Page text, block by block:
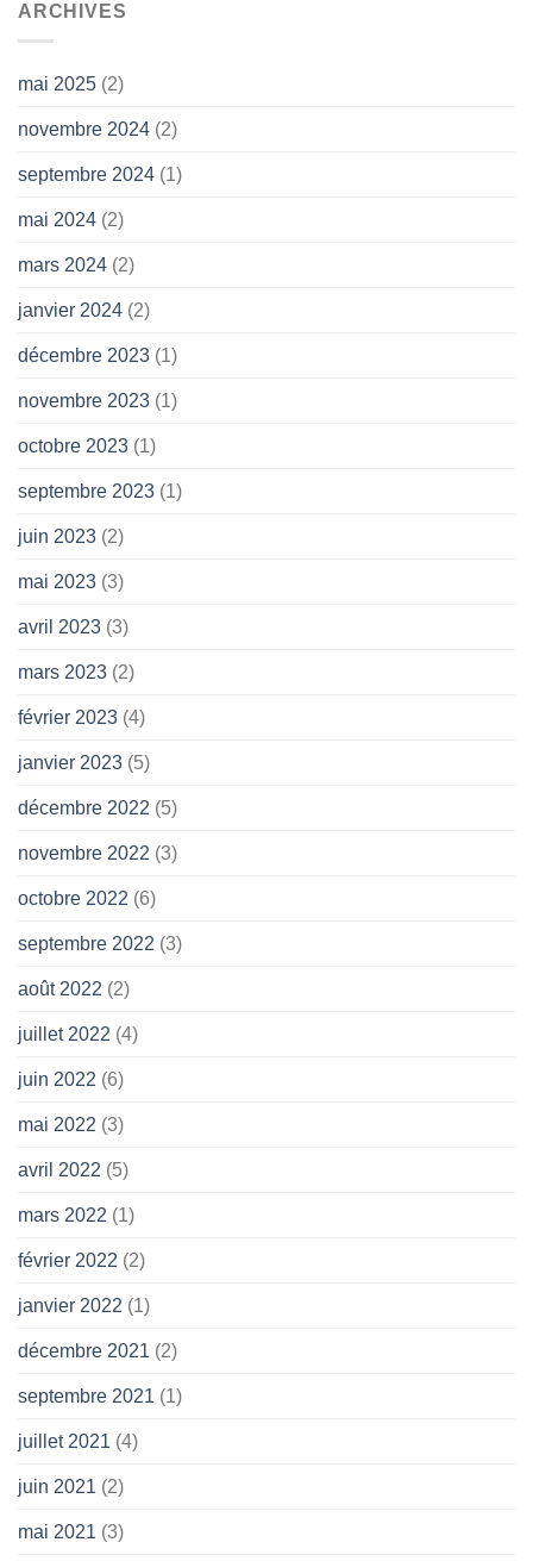
ARCHIVES
mai 2025 (2)
novembre 2024 (2)
septembre 2024 (1)
mai 2024 (2)
mars 2024 (2)
janvier 2024 (2)
décembre 2023 (1)
novembre 2023 (1)
octobre 2023 (1)
septembre 2023 (1)
juin 2023 (2)
mai 2023 (3)
avril 2023 (3)
mars 2023 (2)
février 2023 (4)
janvier 2023 (5)
décembre 2022 (5)
novembre 2022 (3)
octobre 2022 (6)
septembre 2022 (3)
août 2022 (2)
juillet 2022 (4)
juin 2022 (6)
mai 2022 (3)
avril 2022 (5)
mars 2022 (1)
février 2022 (2)
janvier 2022 (1)
décembre 2021 (2)
septembre 2021 (1)
juillet 2021 (4)
juin 2021 (2)
mai 2021 (3)